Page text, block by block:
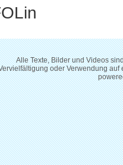
Alle Texte, Bilder und Videos
oder Verwendung